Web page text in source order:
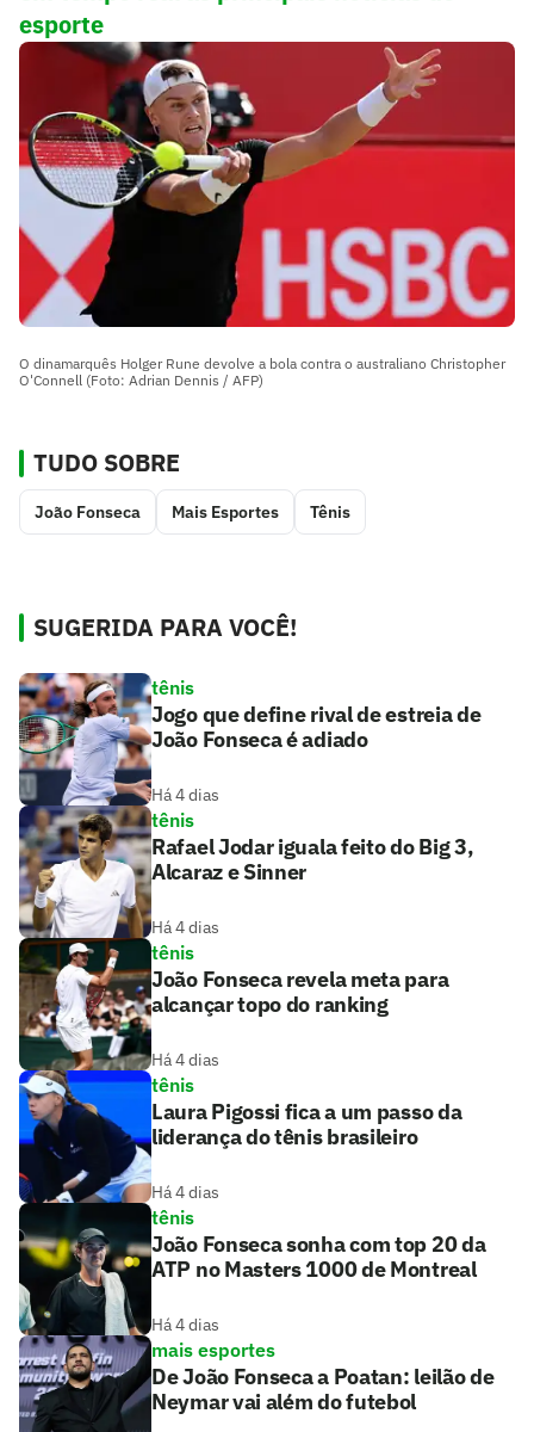
esporte
O dinamarquês Holger Rune devolve a bola contra o australiano Christopher
O'Connell (Foto: Adrian Dennis / AFP)
TUDO SOBRE
João Fonseca Mais Esportes Tênis
SUGERIDA PARA VOCÊ!
tênis
Jogo que define rival de estreia de
João Fonseca é adiado
Há 4 dias
tênis
Rafael Jodar iguala feito do Big 3,
Alcaraz e Sinner
Há 4 dias
tênis
João Fonseca revela meta para
alcançar topo do ranking
Há 4 dias
tênis
Laura Pigossi fica a um passo da
liderança do tênis brasileiro
Há 4 dias
tênis
João Fonseca sonha com top 20 da
ATP no Masters 1000 de Montreal
Há 4 dias
mais esportes
De João Fonseca a Poatan: leilão de
Neymar vai além do futebol